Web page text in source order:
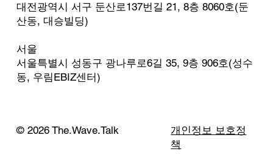
대전광역시 서구 둔산로137번길 21, 8층 8060호(둔
산동, 대승빌딩)
서울
서울특별시 성동구 광나루로6길 35, 9층 906호(성수
동, 우림EBIZ센터)
© 2026 The.Wave.Talk
개인정보 보호정
책